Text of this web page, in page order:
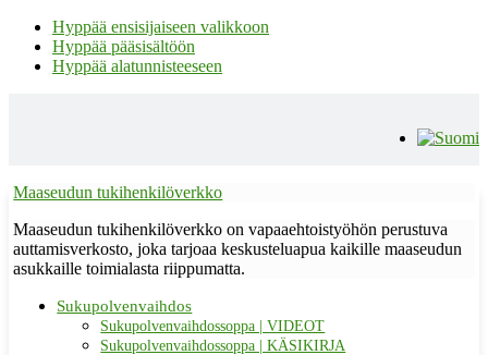
Hyppää ensisijaiseen valikkoon
Hyppää pääsisältöön
Hyppää alatunnisteeseen
Maaseudun tukihenkilöverkko
Maaseudun tukihenkilöverkko on vapaaehtoistyöhön perustuva
auttamisverkosto, joka tarjoaa keskusteluapua kaikille maaseudun
asukkaille toimialasta riippumatta.
Sukupolvenvaihdos
Sukupolvenvaihdossoppa | VIDEOT
Sukupolvenvaihdossoppa | KÄSIKIRJA